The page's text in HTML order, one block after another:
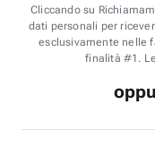
Cliccando su
dati personali per
esclusivamente nelle
finalità #1.